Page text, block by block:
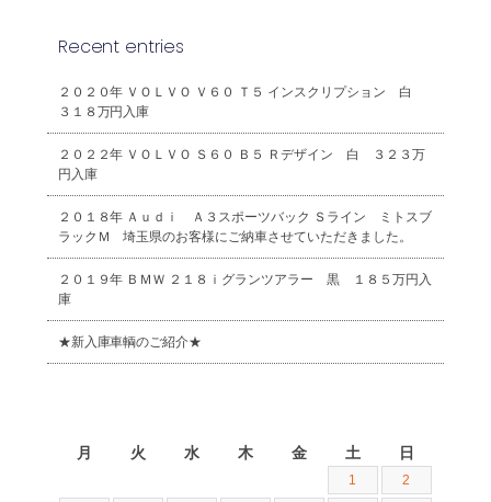
Recent entries
２０２０年 ＶＯＬＶＯ Ｖ６０ Ｔ５ インスクリプション 白
３１８万円入庫
２０２２年 ＶＯＬＶＯ Ｓ６０ Ｂ５ Ｒデザイン 白 ３２３万
円入庫
２０１８年 Ａｕｄｉ Ａ３スポーツバック Ｓライン ミトスブ
ラックＭ 埼玉県のお客様にご納車させていただきました。
２０１９年 ＢＭＷ ２１８ｉグランツアラー 黒 １８５万円入
庫
★新入庫車輌のご紹介★
月 火 水 木 金 土 日
1 2